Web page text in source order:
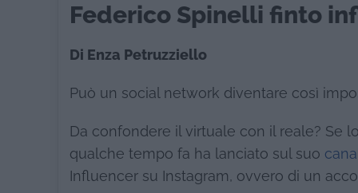
Federico Spinelli finto
Di Enza Petruzziello
Può un social network diventare così
Da confondere il virtuale con il reale? Se
qualche tempo fa ha lanciato sul suo
Influencer su Instagram, ovvero di un